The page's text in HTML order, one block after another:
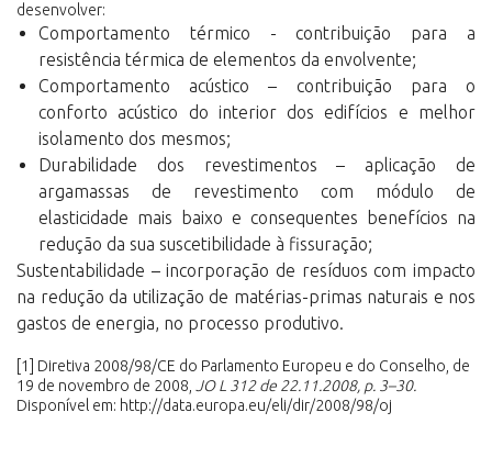
desenvolver:
Comportamento térmico - contribuição para a
resistência térmica de elementos da envolvente;
Comportamento acústico – contribuição para o
conforto acústico do interior dos edifícios e melhor
isolamento dos mesmos;
Durabilidade dos revestimentos – aplicação de
argamassas de revestimento com módulo de
elasticidade mais baixo e consequentes benefícios na
redução da sua suscetibilidade à fissuração;
Sustentabilidade – incorporação de resíduos com impacto
na redução da utilização de matérias-primas naturais e nos
gastos de energia, no processo produtivo.
[1]
Diretiva 2008/98/CE do Parlamento Europeu e do Conselho, de
19 de novembro de 2008,
JO L 312 de 22.11.2008, p. 3–30.
Disponível em: http://data.europa.eu/eli/dir/2008/98/oj